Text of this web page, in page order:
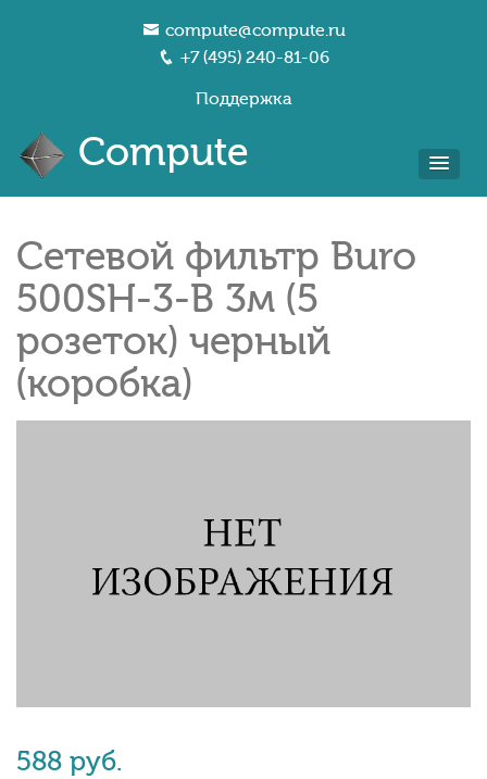
compute@compute.ru
+7 (495) 240-81-06
Поддержка
Compute
Сетевой фильтр Buro
500SH-3-B 3м (5
розеток) черный
(коробка)
588 руб.